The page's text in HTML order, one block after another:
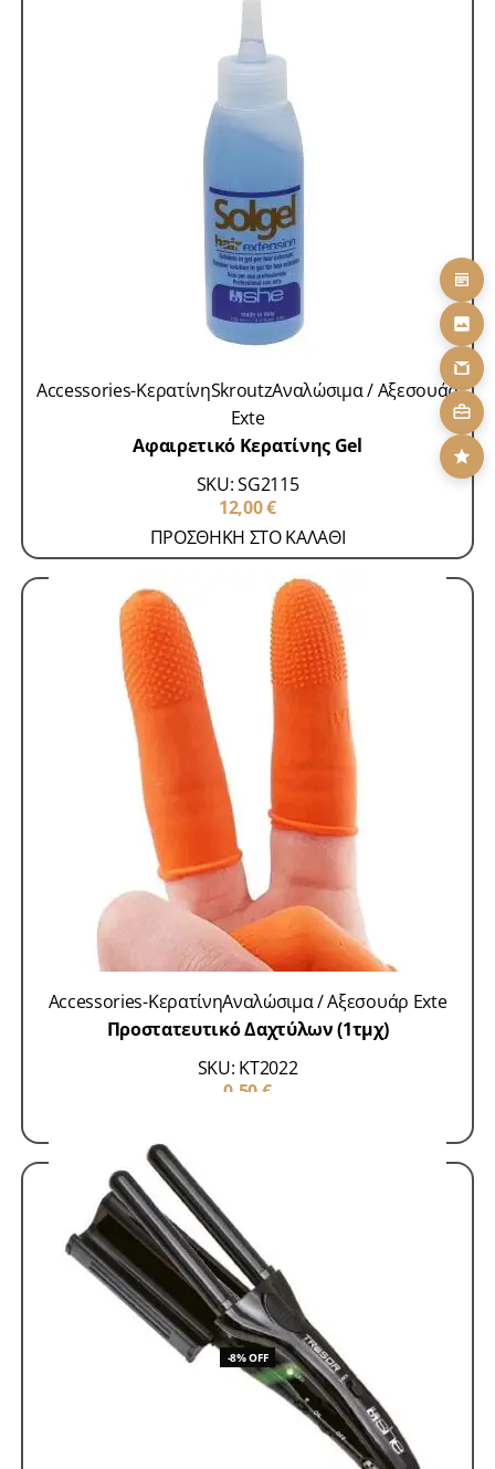
Accessories-ΚερατίνηSkroutzΑναλώσιμα / Αξεσουάρ
Exte
Αφαιρετικό Κερατίνης Gel
SKU: SG2115
12,00€
ΠΡΟΣΘΗΚΗ ΣΤΟ ΚΑΛΑΘΙ
Accessories-ΚερατίνηΑναλώσιμα / Αξεσουάρ Exte
Προστατευτικό Δαχτύλων (1τμχ)
SKU: KT2022
0,50€
-8% OFF